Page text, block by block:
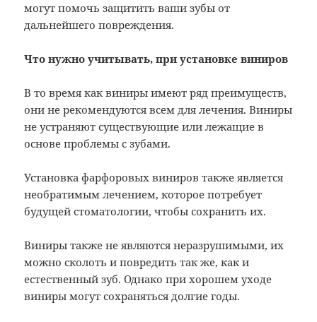
могут помочь защитить ваши зубы от
дальнейшего повреждения.
Что нужно учитывать, при установке виниров
В то время как виниры имеют ряд преимуществ,
они не рекомендуются всем для лечения. Виниры
не устраняют существующие или лежащие в
основе проблемы с зубами.
Установка фарфоровых виниров также является
необратимым лечением, которое потребует
будущей стоматологии, чтобы сохранить их.
Виниры также не являются неразрушимыми, их
можно сколоть и повредить так же, как и
естественный зуб. Однако при хорошем уходе
виниры могут сохраняться долгие годы.